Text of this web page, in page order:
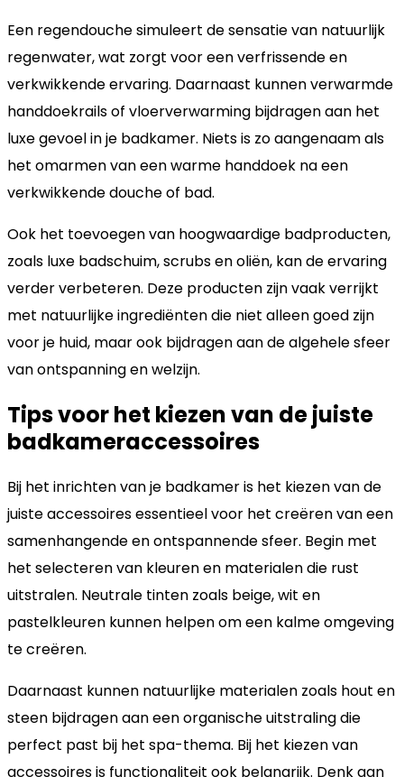
Een regendouche simuleert de sensatie van natuurlijk
regenwater, wat zorgt voor een verfrissende en
verkwikkende ervaring. Daarnaast kunnen verwarmde
handdoekrails of vloerverwarming bijdragen aan het
luxe gevoel in je badkamer. Niets is zo aangenaam als
het omarmen van een warme handdoek na een
verkwikkende douche of bad.
Ook het toevoegen van hoogwaardige badproducten,
zoals luxe badschuim, scrubs en oliën, kan de ervaring
verder verbeteren. Deze producten zijn vaak verrijkt
met natuurlijke ingrediënten die niet alleen goed zijn
voor je huid, maar ook bijdragen aan de algehele sfeer
van ontspanning en welzijn.
Tips voor het kiezen van de juiste
badkameraccessoires
Bij het inrichten van je badkamer is het kiezen van de
juiste accessoires essentieel voor het creëren van een
samenhangende en ontspannende sfeer. Begin met
het selecteren van kleuren en materialen die rust
uitstralen. Neutrale tinten zoals beige, wit en
pastelkleuren kunnen helpen om een kalme omgeving
te creëren.
Daarnaast kunnen natuurlijke materialen zoals hout en
steen bijdragen aan een organische uitstraling die
perfect past bij het spa-thema. Bij het kiezen van
accessoires is functionaliteit ook belangrijk. Denk aan